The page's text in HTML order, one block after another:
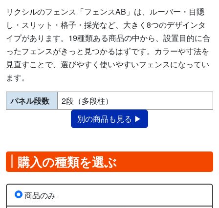
リクシルのフェンス「フェンスAB」は、ルーバー・目隠
し・スリット・格子・採光など、大きく8つのデザインタ
イプがあります。19種類ある商品の中から、設置目的に合
ったフェンスがきっと見つかるはずです。カラーや寸法を
見直すことで、選びやすく使いやすいフェンスになってい
ます。
パネル段数
2段（多段柱）
別の商品も見る ▶
購入の種類を選ぶ
商品のみ